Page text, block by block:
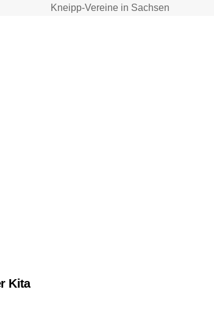
Kneipp-Vereine in Sachsen
Kita